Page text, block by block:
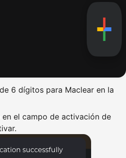
6 dígitos para Maclear en la
el campo de activación de